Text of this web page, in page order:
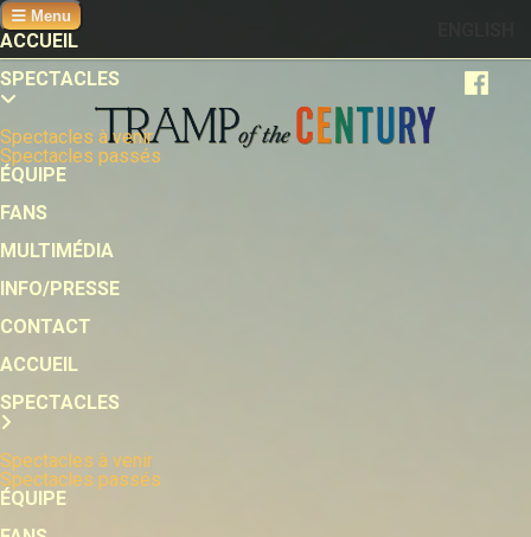
Menu
ACCUEIL
SPECTACLES
Spectacles à venir
Spectacles passés
ÉQUIPE
FANS
MULTIMÉDIA
INFO/PRESSE
CONTACT
ACCUEIL
SPECTACLES
Spectacles à venir
Spectacles passés
ÉQUIPE